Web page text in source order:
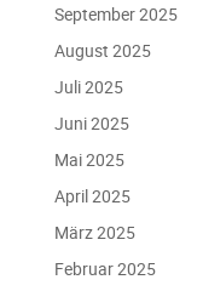
September 2025
August 2025
Juli 2025
Juni 2025
Mai 2025
April 2025
März 2025
Februar 2025